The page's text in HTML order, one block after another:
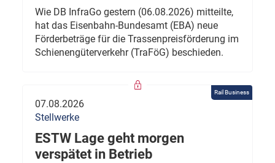
Wie DB InfraGo gestern (06.08.2026) mitteilte,
hat das Eisenbahn-Bundesamt (EBA) neue
Förderbeträge für die Trassenpreisförderung im
Schienengüterverkehr (TraFöG) beschieden.
Rail Business
07.08.2026
Stellwerke
ESTW Lage geht morgen
verspätet in Betrieb